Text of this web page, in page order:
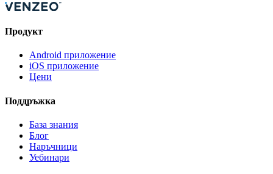
Продукт
Android приложение
iOS приложение
Цени
Поддръжка
База знания
Блог
Наръчници
Уебинари